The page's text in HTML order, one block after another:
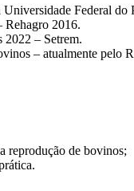
Federal do
Rehagro 2016.
2022 – Setrem.
– atualmente pelo
reprodução de bovinos;